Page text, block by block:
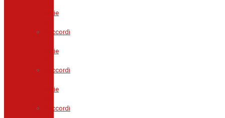
Serie
Raccordi
Serie
Raccordi
Serie
Raccordi